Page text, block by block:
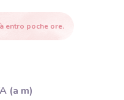
entro poche ore.
(a m)